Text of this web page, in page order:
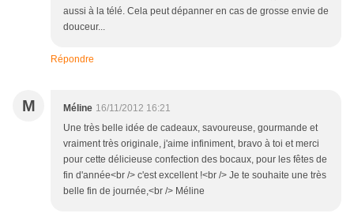
aussi à la télé. Cela peut dépanner en cas de grosse envie de
douceur...
Répondre
M Méline 16/11/2012 16:21
Une très belle idée de cadeaux, savoureuse, gourmande et
vraiment très originale, j'aime infiniment, bravo à toi et merci
pour cette délicieuse confection des bocaux, pour les fêtes de
fin d'année<br /> c'est excellent !<br /> Je te souhaite une très
belle fin de journée,<br /> Méline